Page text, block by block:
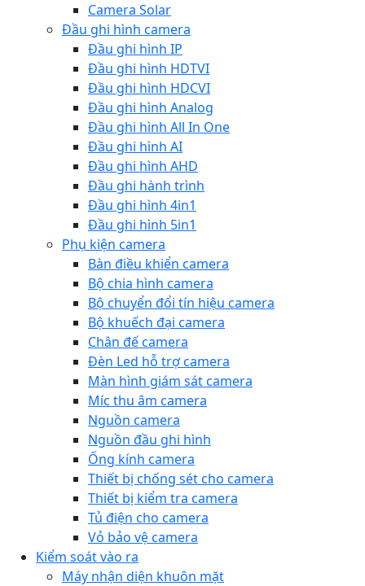
Camera Solar
Đầu ghi hình camera
Đầu ghi hình IP
Đầu ghi hình HDTVI
Đầu ghi hình HDCVI
Đầu ghi hình Analog
Đầu ghi hình All In One
Đầu ghi hình AI
Đầu ghi hình AHD
Đầu ghi hành trình
Đầu ghi hình 4in1
Đầu ghi hình 5in1
Phụ kiện camera
Bàn điều khiển camera
Bộ chia hình camera
Bộ chuyển đổi tín hiệu camera
Bộ khuếch đại camera
Chân đế camera
Đèn Led hỗ trợ camera
Màn hình giám sát camera
Míc thu âm camera
Nguồn camera
Nguồn đầu ghi hình
Ống kính camera
Thiết bị chống sét cho camera
Thiết bị kiểm tra camera
Tủ điện cho camera
Vỏ bảo vệ camera
Kiểm soát vào ra
Máy nhận diện khuôn mặt